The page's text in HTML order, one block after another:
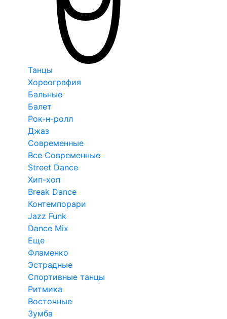
Танцы
Хореография
Бальные
Балет
Рок-н-ролл
Джаз
Современные
Все Современные
Street Dance
Хип-хоп
Break Dance
Контемпорари
Jazz Funk
Dance Mix
Еще
Фламенко
Эстрадные
Спортивные танцы
Ритмика
Восточные
Зумба